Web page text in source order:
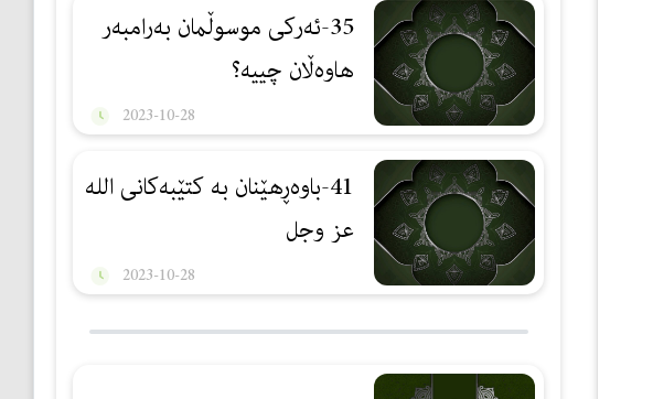
35-ئەرکی موسوڵمان بەرامبەر
هاوەڵان چییە؟
2023-10-28
41-باوەڕهێنان بە کتێبەکانی اللە
عز وجل
2023-10-28